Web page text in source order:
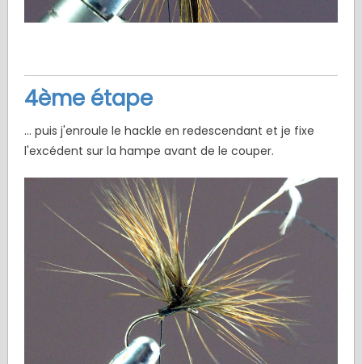
4ème étape
... puis j'enroule le hackle en redescendant et je fixe
l'excédent sur la hampe avant de le couper.